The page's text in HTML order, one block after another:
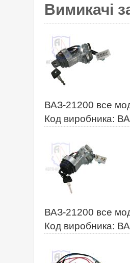
Вимикачі
ВАЗ-21200 все
Код виробника:
ВАЗ-21200 все
Код виробника: